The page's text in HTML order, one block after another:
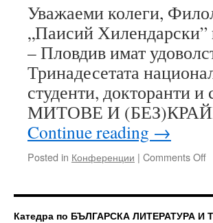
Уважаеми колеги,
„Паисий Хилендарски”
– Пловдив имат
Тринадесетата
студенти,
МИТОВЕ И
Continue reading →
Posted in Конференции | Comments Offon
Катедра по БЪЛГАРСКА ЛИТЕРАТУРА И